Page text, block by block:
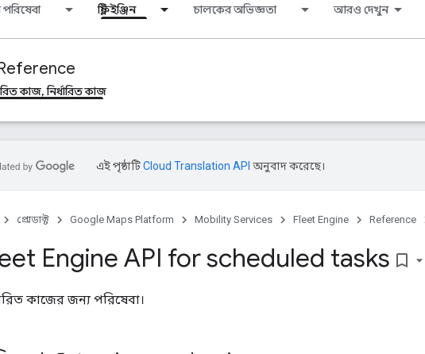
ফ্লিট ইঞ্জিন চালকের অভিজ্ঞতা আরও দেখুন
কাজ, নির্ধারিত কাজ
এই পৃষ্ঠাটিCloud Translation API অনুবাদ করেছে।
প্রোডাক্ট Google Maps Platform Mobility Services Fleet Engine Reference
Engine API for scheduled tasks bookmark_border
কাজের জন্য পরিষেবা।